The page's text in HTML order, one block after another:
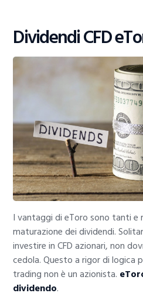
Dividendi CFD
I vantaggi di eToro sono tanti e
maturazione dei dividendi.
investire in CFD azionari, non
cedola. Questo a rigor di logica
trading non è un azionista.
dividendo.